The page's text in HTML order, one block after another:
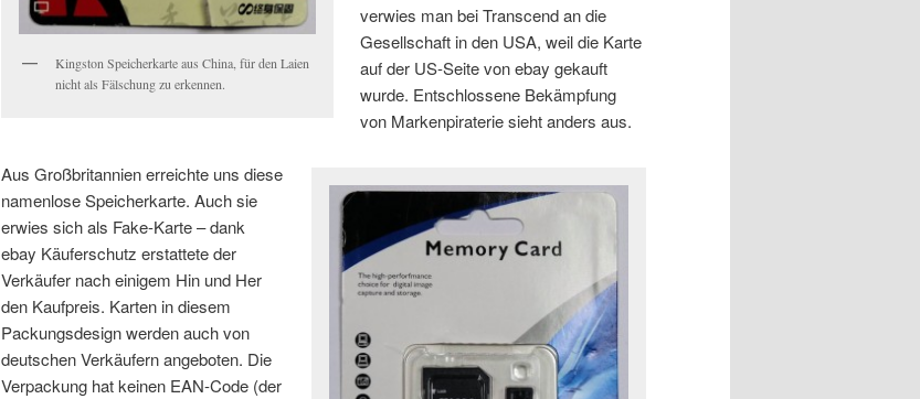
Kingston Speicherkarte aus China, für den Laien
nicht als Fälschung zu erkennen.
verwies man bei Transcend an die
Gesellschaft in den USA, weil die Karte
auf der US-Seite von ebay gekauft
wurde. Entschlossene Bekämpfung
von Markenpiraterie sieht anders aus.
Aus Großbritannien erreichte uns diese
namenlose Speicherkarte. Auch sie
erwies sich als Fake-Karte – dank
ebay Käuferschutz erstattete der
Verkäufer nach einigem Hin und Her
den Kaufpreis. Karten in diesem
Packungsdesign werden auch von
deutschen Verkäufern angeboten. Die
Verpackung hat keinen EAN-Code (der